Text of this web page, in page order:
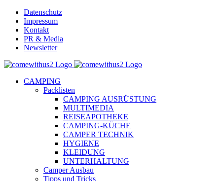
Skip
content
Datenschutz
Impressum
Kontakt
PR & Media
Newsletter
YouTube
Facebook
Twitter
Instagram
Pinterest
Email
CAMPING
Packlisten
CAMPING AUSRÜSTUNG
MULTIMEDIA
REISEAPOTHEKE
CAMPING-KÜCHE
CAMPER TECHNIK
HYGIENE
KLEIDUNG
UNTERHALTUNG
Camper Ausbau
Tipps und Tricks